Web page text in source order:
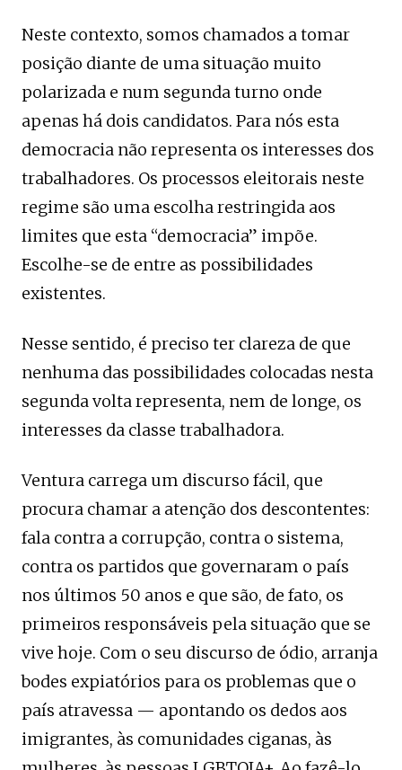
Neste contexto, somos chamados a tomar
posição diante de uma situação muito
polarizada e num segunda turno onde
apenas há dois candidatos. Para nós esta
democracia não representa os interesses dos
trabalhadores. Os processos eleitorais neste
regime são uma escolha restringida aos
limites que esta “democracia” impõe.
Escolhe-se de entre as possibilidades
existentes.
Nesse sentido, é preciso ter clareza de que
nenhuma das possibilidades colocadas nesta
segunda volta representa, nem de longe, os
interesses da classe trabalhadora.
Ventura carrega um discurso fácil, que
procura chamar a atenção dos descontentes:
fala contra a corrupção, contra o sistema,
contra os partidos que governaram o país
nos últimos 50 anos e que são, de fato, os
primeiros responsáveis pela situação que se
vive hoje. Com o seu discurso de ódio, arranja
bodes expiatórios para os problemas que o
país atravessa — apontando os dedos aos
imigrantes, às comunidades ciganas, às